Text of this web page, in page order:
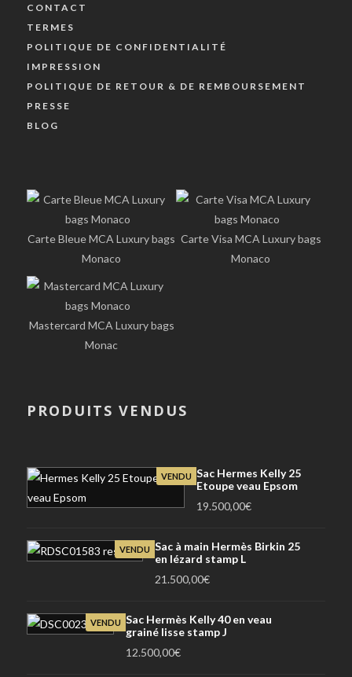
CONTACT
TERMES
POLITIQUE DE CONFIDENTIALITÉ
IMPRESSION
POLITIQUE DE RETOUR & DE REMBOURSEMENT
PRESSE
BLOG
Carte Bleue MCA Luxury bags
Monaco
Carte Visa MCA Luxury bags
Monaco
Mastercard MCA Luxury bags
Monac
PRODUITS VENDUS
VENDU Sac Hermes Kelly 25
Etoupe veau Epsom
19.500,00€
VENDU Sac à main Hermès Birkin 25
en lézard stamp L
21.500,00€
VENDU Sac Hermès Kelly 40 en veau
grainé lisse stamp J
12.500,00€